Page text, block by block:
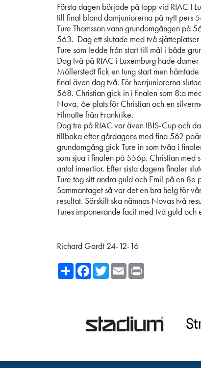
Första dagen började på topp vid RIAC I
till final bland damjuniorerna på nytt pers
Ture Thomsson vann grundomgången på
563. Dag ett slutade med två
Ture som ledde från start till mål i både
Dag två på RIAC i Luxemburg hade
Möllerstedt fick en tung start men
final även dag två. För herrjuniorerna
568. Christian gick in i finalen som 8:a
Nova, 6e plats för Christian och en
Filmotte från Frankrike.
Dag tre på RIAC var även IBIS-Cup och
tillbaka efter gårdagens med fina 562
grundomgång gick Ture in som tvåa i
som sjua i finalen på 556p. Christian med
antal innertior. Efter sista dagens finaler
Ture tog sitt andra guld och Emil på en 8e
Sammantaget så var det en bra helg för
resultat. Särskilt ska nämnas Novas två
Tures imponerande facit med två guld och
Richard Gardt 24-12-16
ShareFacebook
TwitterEmail